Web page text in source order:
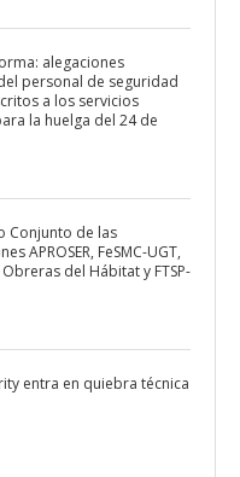
alegaciones
personal de seguridad
a los servicios
la huelga del 24 de
Conjunto de las
APROSER, FeSMC-UGT,
del Hábitat y FTSP-
entra en quiebra técnica